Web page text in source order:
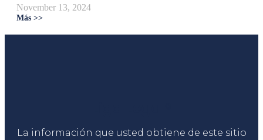
November 13, 2024
Más >>
La información que usted obtiene de este sitio